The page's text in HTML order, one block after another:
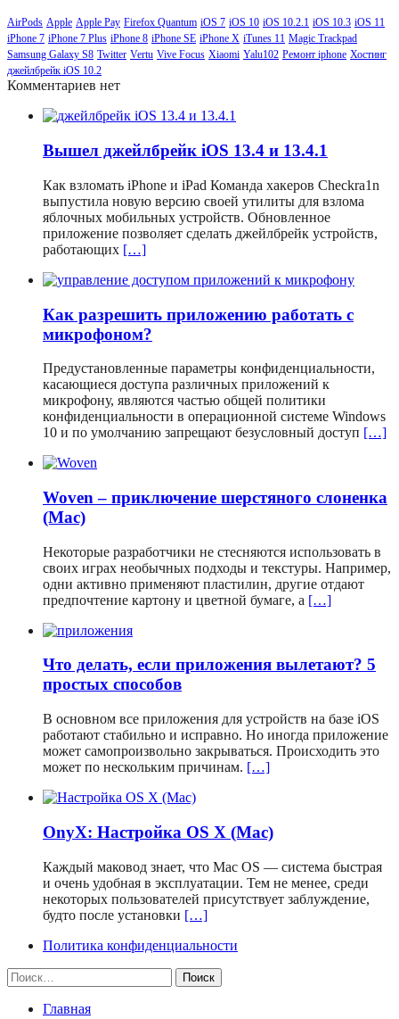
AirPods Apple Apple Pay Firefox Quantum iOS 7 iOS 10 iOS 10.2.1 iOS 10.3 iOS 11
iPhone 7 iPhone 7 Plus iPhone 8 iPhone SE iPhone X iTunes 11 Magic Trackpad
Samsung Galaxy S8 Twitter Vertu Vive Focus Xiaomi Yalu102 Ремонт iphone Хостинг
джейлбрейк iOS 10.2
Комментариев нет
Вышел джейлбрейк iOS 13.4 и 13.4.1
Как взломать iPhone и iPad Команда хакеров Checkra1n
выпустила новую версию своей утилиты для взлома
яблочных мобильных устройств. Обновленное
приложение позволяет сделать джейлбрейк устройств,
работающих […]
Как разрешить приложению работать с
микрофоном?
Предустановленные параметры конфиденциальности,
касающиеся доступа различных приложений к
микрофону, являются частью общей политики
конфиденциальности в операционной системе Windows
10 и по умолчанию запрещают безусловный доступ […]
Woven – приключение шерстяного слоненка
(Mac)
Некоторые разработчики не стесняются использовать в
своих играх необычных подходы и текстуры. Например,
одни активно применяют пластилин, другие отдают
предпочтение картону и цветной бумаге, а […]
Что делать, если приложения вылетают? 5
простых способов
В основном все приложения для устройств на базе iOS
работают стабильно и исправно. Но иногда приложение
может самопроизвольно закрываться. Происходить это
может по нескольким причинам. […]
OnyX: Настройка OS X (Mac)
Каждый маковод знает, что Mac OS — система быстрая
и очень удобная в эксплуатации. Тем не менее, среди
некоторых пользователей присутствует заблуждение,
будто после установки […]
Политика конфиденциальности
Найти:
Главная